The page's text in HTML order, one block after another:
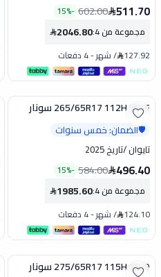
511.70
602.00
-
15%
مجموعة من 4 :
2046.80
127.92
/شهر-4 دفعات
تخفيض 265/65R17 112H SX-5 سونار
🛡️الضمان: خمس سنوات
تايوان/تاريخ 2025
496.40
584.00
-
15%
مجموعة من 4 :
1985.60
124.10
/شهر-4 دفعات
تخفيض 275/65R17 115H SX-9 سونار